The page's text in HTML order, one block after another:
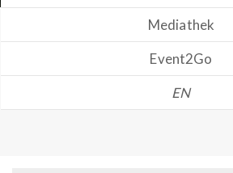
Mediathek
Event2Go
EN